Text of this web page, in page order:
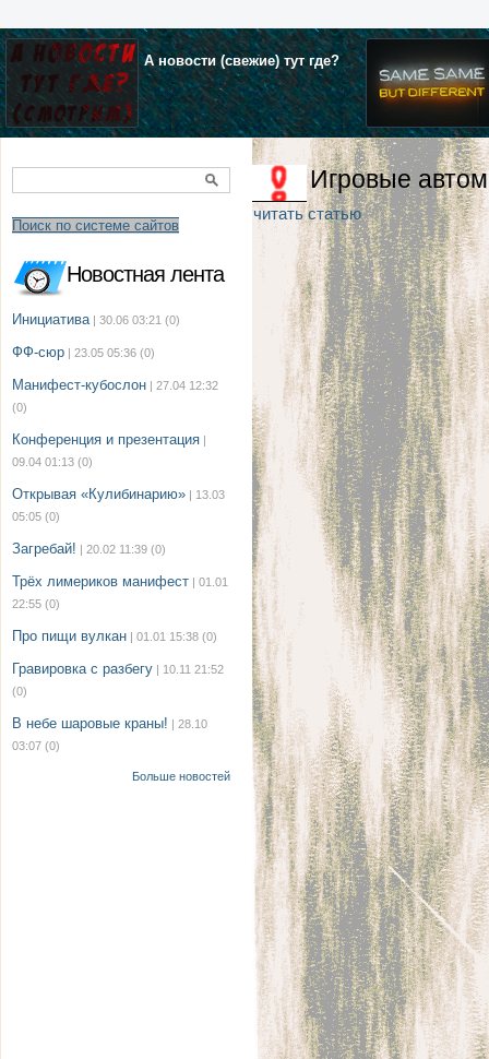
А новости (свежие) тут где?
Поиск по системе сайтов
Новостная лента
Инициатива | 30.06 03:21 (0)
ФФ-сюр | 23.05 05:36 (0)
Манифест-кубослон | 27.04 12:32
(0)
Конференция и презентация |
09.04 01:13 (0)
Открывая «Кулибинарию» | 13.03
05:05 (0)
Загребай! | 20.02 11:39 (0)
Трёх лимериков манифест | 01.01
22:55 (0)
Про пищи вулкан | 01.01 15:38 (0)
Гравировка с разбегу | 10.11 21:52
(0)
В небе шаровые краны! | 28.10
03:07 (0)
Больше новостей
Игровые
читать статью